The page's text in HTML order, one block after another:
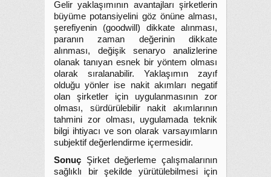
Gelir yaklaşımının avantajları şirketlerin
büyüme potansiyelini göz önüne alması,
şerefiyenin (goodwill) dikkate alınması,
paranın zaman değerinin dikkate
alınması, değişik senaryo analizlerine
olanak tanıyan esnek bir yöntem olması
olarak sıralanabilir. Yaklaşımın zayıf
olduğu yönler ise nakit akımları negatif
olan şirketler için uygulanmasının zor
olması, sürdürülebilir nakit akımlarının
tahmini zor olması, uygulamada teknik
bilgi ihtiyacı ve son olarak varsayımların
subjektif değerlendirme içermesidir.
Sonuç Şirket değerleme çalışmalarının
sağlıklı bir şekilde yürütülebilmesi için